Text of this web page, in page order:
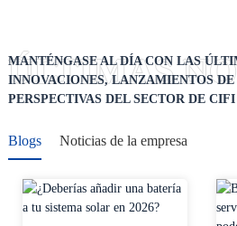
MANTÉNGASE AL DÍA CON LAS
INNOVACIONES, LANZAMIENTOS DE
PERSPECTIVAS DEL SECTOR DE CIFI
ÚLTIMAS
Blogs Noticias de la empresa